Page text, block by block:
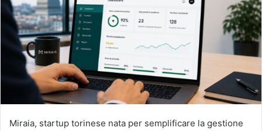
Miraia, startup torinese nata per semplificare la gestione